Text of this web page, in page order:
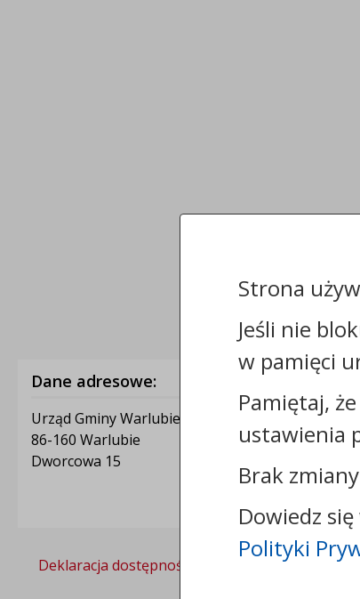
Dane adresowe:
Urząd Gminy Warlubie
86-160 Warlubie
Dworcowa 15
Deklaracja dostępności Polityka prywatności
Strona
Jeśli nie
w pamięci
Pamiętaj,
ustawienia
Brak
Dowiedz
Polityki